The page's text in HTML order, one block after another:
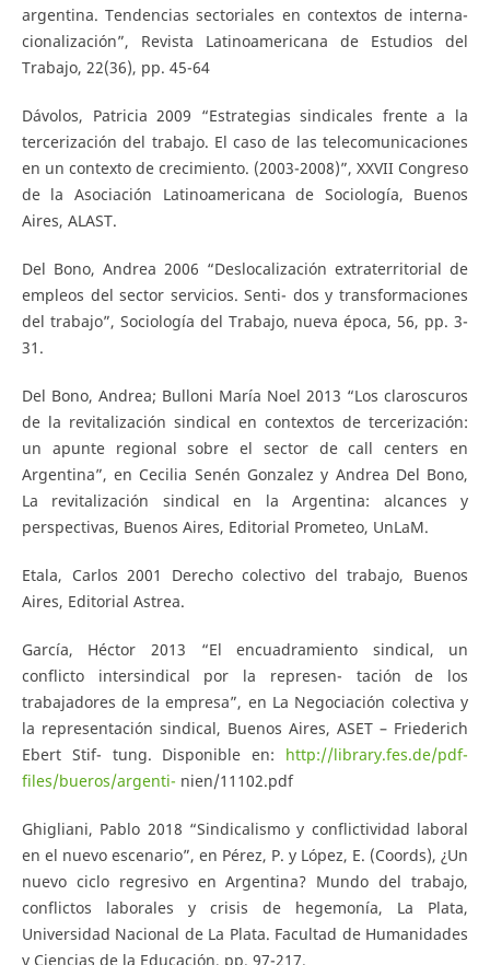
argentina. Tendencias sectoriales en contextos de interna-
cionalización”, Revista Latinoamericana de Estudios del
Trabajo, 22(36), pp. 45-64
Dávolos, Patricia 2009 “Estrategias sindicales frente a la
tercerización del trabajo. El caso de las telecomunicaciones
en un contexto de crecimiento. (2003-2008)”, XXVII Congreso
de la Asociación Latinoamericana de Sociología, Buenos
Aires, ALAST.
Del Bono, Andrea 2006 “Deslocalización extraterritorial de
empleos del sector servicios. Senti- dos y transformaciones
del trabajo”, Sociología del Trabajo, nueva época, 56, pp. 3-
31.
Del Bono, Andrea; Bulloni María Noel 2013 “Los claroscuros
de la revitalización sindical en contextos de tercerización:
un apunte regional sobre el sector de call centers en
Argentina”, en Cecilia Senén Gonzalez y Andrea Del Bono,
La revitalización sindical en la Argentina: alcances y
perspectivas, Buenos Aires, Editorial Prometeo, UnLaM.
Etala, Carlos 2001 Derecho colectivo del trabajo, Buenos
Aires, Editorial Astrea.
García, Héctor 2013 “El encuadramiento sindical, un
conflicto intersindical por la represen- tación de los
trabajadores de la empresa”, en La Negociación colectiva y
la representación sindical, Buenos Aires, ASET – Friederich
Ebert Stif- tung. Disponible en: http://library.fes.de/pdf-
files/bueros/argenti- nien/11102.pdf
Ghigliani, Pablo 2018 “Sindicalismo y conflictividad laboral
en el nuevo escenario”, en Pérez, P. y López, E. (Coords), ¿Un
nuevo ciclo regresivo en Argentina? Mundo del trabajo,
conflictos laborales y crisis de hegemonía, La Plata,
Universidad Nacional de La Plata. Facultad de Humanidades
y Ciencias de la Educación, pp. 97-217.